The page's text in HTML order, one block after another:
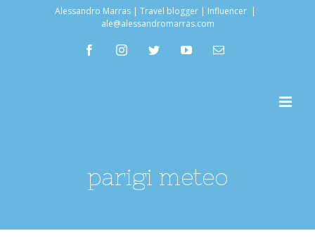
Alessandro Marras | Travel blogger | Influencer |
ale@alessandromarras.com
facebookinstagramtwitter youtubeEmail
parigi meteo